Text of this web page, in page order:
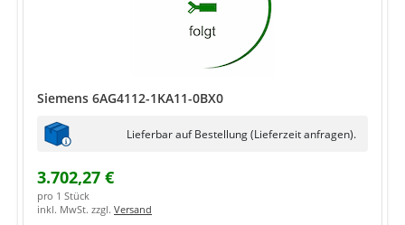
Siemens 6AG4112-1KA11-0BX0
Lieferbar auf Bestellung (Lieferzeit anfragen).
3.702,27 €
pro 1 Stück
inkl. MwSt. zzgl. Versand